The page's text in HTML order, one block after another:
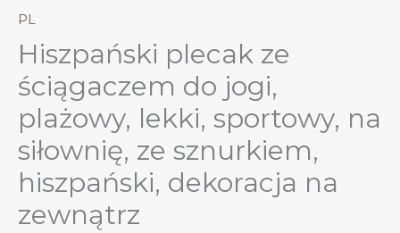
PL
Hiszpański plecak ze
ściągaczem do jogi,
plażowy, lekki, sportowy, na
siłownię, ze sznurkiem,
hiszpański, dekoracja na
zewnątrz